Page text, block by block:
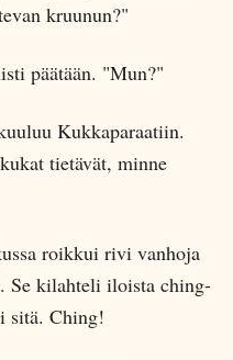
kruunun?"
päätään. "Mun?"
Kukkaparaatiin.
tietävät, minne
roikkui rivi vanhoja
kilahteli iloista ching-
sitä. Ching!